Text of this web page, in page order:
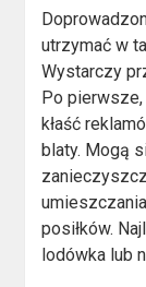
utrzymać w
Wystarczy
Po
kłaść
blaty. Mogą
posiłków.
lodówka lub